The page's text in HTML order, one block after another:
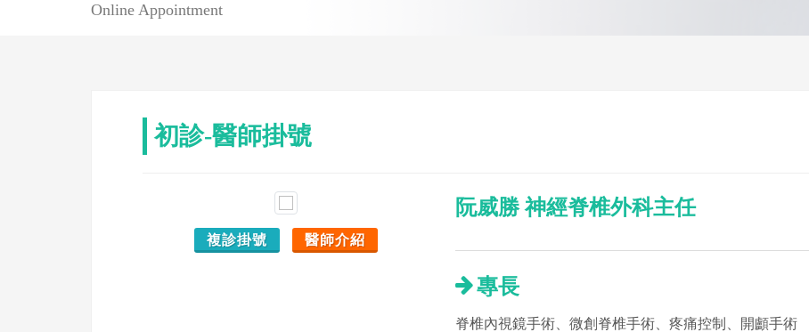
Online Appointment
初診-醫師掛號
複診掛號 醫師介紹
阮威勝 神經脊椎外科主任
專長
脊椎內視鏡手術、微創脊椎手術、疼痛控制、開顱手術